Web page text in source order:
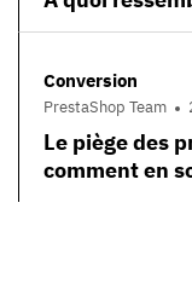
Conversion
PrestaShop Team
Le piège des
comment en